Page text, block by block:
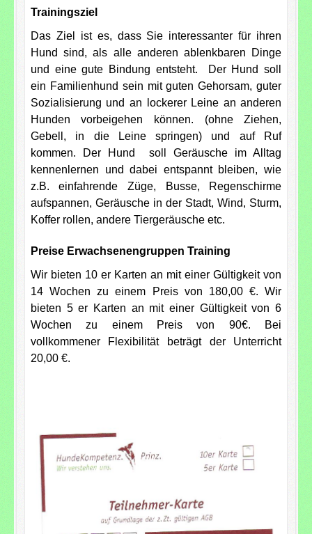
Trainingsziel
Das Ziel ist es, dass Sie interessanter für ihren
Hund sind, als alle anderen ablenkbaren Dinge
und eine gute Bindung entsteht. Der Hund soll
ein Familienhund sein mit guten Gehorsam, guter
Sozialisierung und an lockerer Leine an anderen
Hunden vorbeigehen können. (ohne Ziehen,
Gebell, in die Leine springen) und auf Ruf
kommen. Der Hund soll Geräusche im Alltag
kennenlernen und dabei entspannt bleiben, wie
z.B. einfahrende Züge, Busse, Regenschirme
aufspannen, Geräusche in der Stadt, Wind, Sturm,
Koffer rollen, andere Tiergeräusche etc.
Preise Erwachsenengruppen Training
Wir bieten 10 er Karten an mit einer Gültigkeit von
14 Wochen zu einem Preis von 180,00 €. Wir
bieten 5 er Karten an mit einer Gültigkeit von 6
Wochen zu einem Preis von 90€. Bei
vollkommener Flexibilität beträgt der Unterricht
20,00 €.